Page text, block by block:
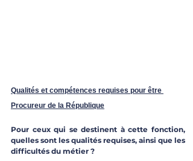
Qualités et compétences requises pour être
Procureur de la République
Pour ceux qui se destinent à cette fonction,
quelles sont les qualités requises, ainsi que les
difficultés du métier ?